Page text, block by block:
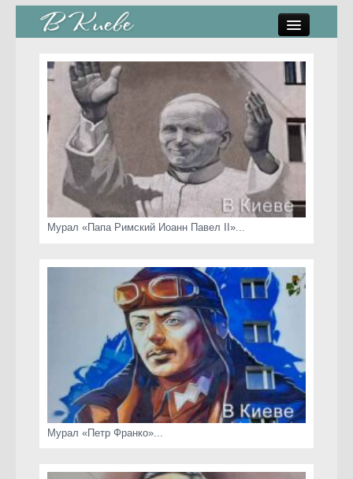
стрит-арт
коты Киева
скамейки
часы Киева
Мурал «Папа Римский Иоанн Павел II»...
Мурал «Петр Франко»...